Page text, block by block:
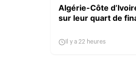
Algérie-Côte
sur leur quart de
Il y a 22 heures